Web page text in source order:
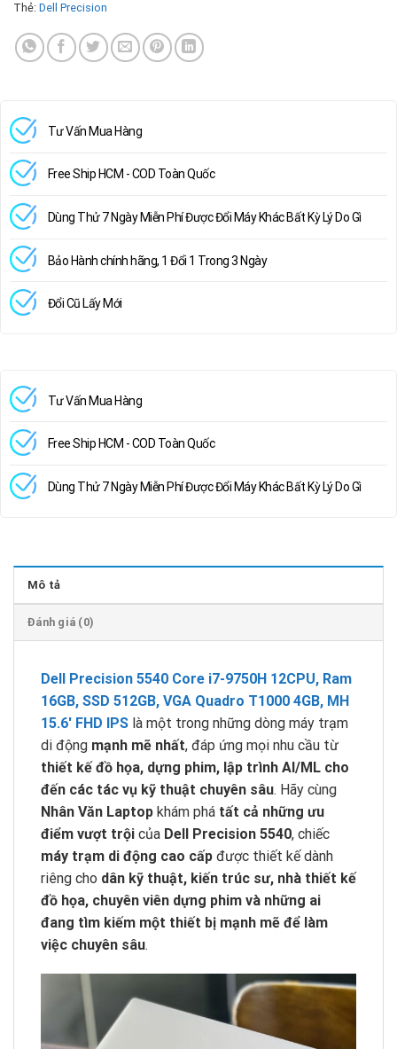
Thẻ: Dell Precision
Tư Vấn Mua Hàng
Free Ship HCM - COD Toàn Quốc
Dùng Thử 7 Ngày Miễn Phí Được Đổi Máy Khác Bất Kỳ Lý Do Gì
Bảo Hành chính hãng, 1 Đổi 1 Trong 3 Ngày
Đổi Cũ Lấy Mới
Tư Vấn Mua Hàng
Free Ship HCM - COD Toàn Quốc
Dùng Thử 7 Ngày Miễn Phí Được Đổi Máy Khác Bất Kỳ Lý Do Gì
Mô tả
Đánh giá (0)
Dell Precision 5540 Core i7-9750H 12CPU, Ram
16GB, SSD 512GB, VGA Quadro T1000 4GB, MH
15.6′ FHD IPS là một trong những dòng máy trạm
di động mạnh mẽ nhất, đáp ứng mọi nhu cầu từ
thiết kế đồ họa, dựng phim, lập trình AI/ML cho
đến các tác vụ kỹ thuật chuyên sâu. Hãy cùng
Nhân Văn Laptop khám phá tất cả những ưu
điểm vượt trội của Dell Precision 5540, chiếc
máy trạm di động cao cấp được thiết kế dành
riêng cho dân kỹ thuật, kiến trúc sư, nhà thiết kế
đồ họa, chuyên viên dựng phim và những ai
đang tìm kiếm một thiết bị mạnh mẽ để làm
việc chuyên sâu.